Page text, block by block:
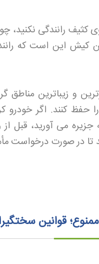
کثیف رانندگی
کیش این است که
و زیباترین مناطق
را حفظ کنند. اگر
می آورید، قبل از
در صورت درخواست
قوانین